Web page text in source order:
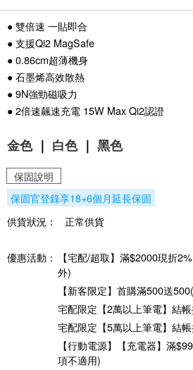
● 雙倍速 一貼即合
● 支援Qi2 MagSafe
● 0.86cm超薄機身
● 石墨烯高效散熱
● 9N強勁磁吸力
● 2倍速飆速充電 15W Max Qi2認證
金色｜ 白色｜ 黑色
保固說明
保固官登錄享18+6個月延長保固
供貨狀況：
正常供貨
優惠活動：
【宅配/超取】滿$2000現折
外)
【新客限定】首購滿500送
宅配限定【2萬以上筆電】結
宅配限定【5萬以上筆電】結
【行動電源】【充電器】滿
項不適用)